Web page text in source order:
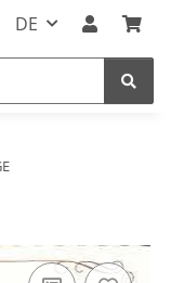
DE